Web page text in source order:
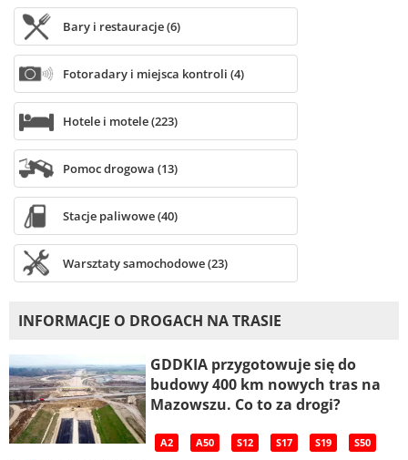
Bary i restauracje (6)
Fotoradary i miejsca kontroli (4)
Hotele i motele (223)
Pomoc drogowa (13)
Stacje paliwowe (40)
Warsztaty samochodowe (23)
INFORMACJE O DROGACH NA TRASIE
GDDKIA przygotowuje się do
budowy 400 km nowych tras na
Mazowszu. Co to za drogi?
A2 A50 S12 S17 S19 S50